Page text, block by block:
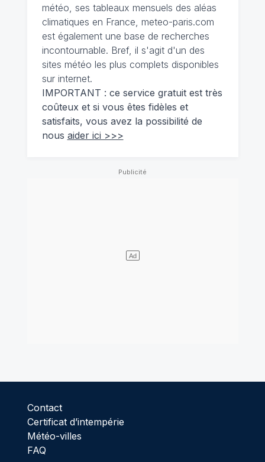
météo, ses tableaux mensuels des aléas
climatiques en France, meteo-paris.com
est également une base de recherches
incontournable. Bref, il s'agit d'un des
sites météo les plus complets disponibles
sur internet.
IMPORTANT : ce service gratuit est très
coûteux et si vous êtes fidèles et
satisfaits, vous avez la possibilité de
nous aider ici >>>
Contact
Certificat d’intempérie
Météo-villes
FAQ